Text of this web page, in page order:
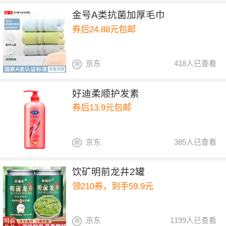
金号A类抗菌加厚毛巾
券后24.88元包邮
418人已查看
京东
好迪柔顺护发素
券后13.9元包邮
385人已查看
京东
饮矿明前龙井2罐
领210券，到手59.9元
1199人已查看
京东